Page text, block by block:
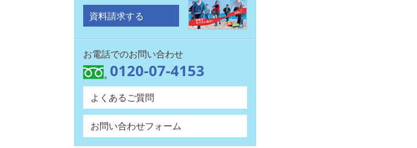
資料請求する
お電話でのお問い合わせ
0120-07-4153
よくあるご質問
お問い合わせフォーム